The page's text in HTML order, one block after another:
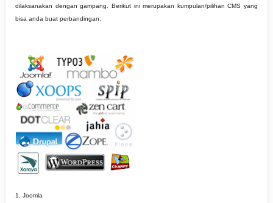
dilaksanakan dengan gampang. Berikut ini merupakan kumpulan/pilihan CMS yang
bisa anda buat perbandingan.
1. Joomla